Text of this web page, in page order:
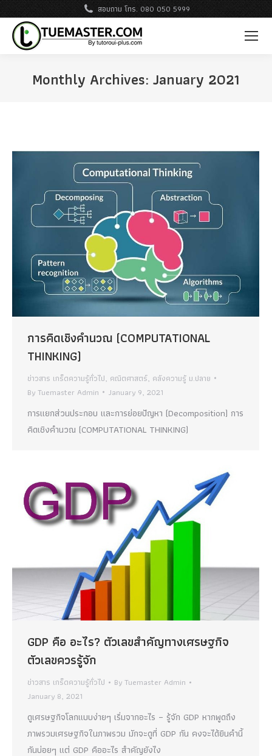
สอบถาม โทร. 080 050 5999
Monthly Archives: January 2021
การคิดเชิงคำนวณ (COMPUTATIONAL
THINKING)
ข่าวสาร เกร็ดความรู้ทั่วไป, คณิตศาสตร์, คลังความรู้ ม.ปลาย
ByTuemaster Admin January 9, 2021
การแยกส่วนประกอบ และการย่อยปัญหา (Decomposition) การ
คิดเชิงคำนวณ (COMPUTATIONAL THINKING)
GDP คือ อะไร? ตัวเลขสำคัญทางเศรษฐกิจ
ตัวเลขควรรู้จัก
ข่าวสาร เกร็ดความรู้ทั่วไป ByTuemaster Admin
January 8, 2021
ดูเศรษฐกิจโลกแบบง่ายๆ เริ่มจากอะไร – รู้จัก GDP หากพูดถึง
ภาพรวมเศรษฐกิจในภาพรวม มักจะดูที่ GDP กัน คงจะได้ยินคำนี้
กันบ่อยๆ แต่ GDP คืออะไร สำคัญยังไง